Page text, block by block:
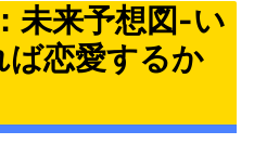
未来予想図-い
ば恋愛するか